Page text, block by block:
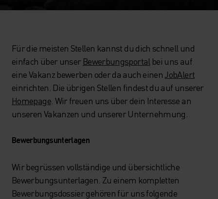
Für die meisten Stellen kannst du dich schnell und
einfach über unser Bewerbungsportal bei uns auf
eine Vakanz bewerben oder da auch einenJobAlert
einrichten. Die übrigen Stellen findest du auf unserer
Homepage. Wir freuen uns über dein Interesse an
unseren Vakanzen und unserer Unternehmung.
Bewerbungsunterlagen
Wir begrüssen vollständige und übersichtliche
Bewerbungsunterlagen. Zu einem kompletten
Bewerbungsdossier gehören für uns folgende